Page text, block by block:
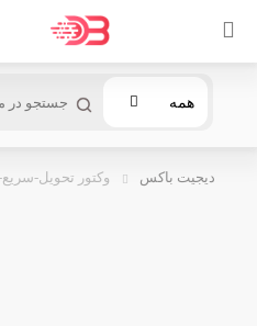
همه
دیجیت باکس وکتور تحویل-سریع-